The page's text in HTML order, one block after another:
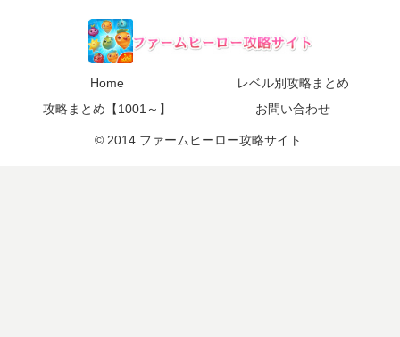
Home
レベル別攻略まとめ
攻略まとめ【1001～】
お問い合わせ
© 2014 ファームヒーロー攻略サイト.